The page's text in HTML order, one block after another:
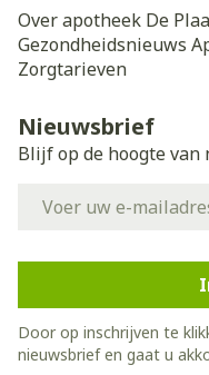
Over apotheek De
Gezondheidsnieuws
Zorgtarieven
Nieuwsbrief
Blijf op de hoogte
Door op inschrijven te
nieuwsbrief en gaat u